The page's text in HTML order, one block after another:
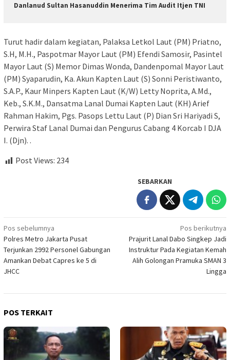
Danlanud Sultan Hasanuddin Menerima Tim Audit Itjen TNI
Turut hadir dalam kegiatan, Palaksa Letkol Laut (PM) Priatno,
S.H, M.H., Paspotmar Mayor Laut (PM) Efendi Samosir, Pasintel
Mayor Laut (S) Memor Dimas Wonda, Dandenpomal Mayor Laut
(PM) Syaparudin, Ka. Akun Kapten Laut (S) Sonni Peristiwanto,
S.A.P., Kaur Minpers Kapten Laut (K/W) Letty Noprita, A.Md.,
Keb., S.K.M., Dansatma Lanal Dumai Kapten Laut (KH) Arief
Rahman Hakim, Pgs. Pasops Lettu Laut (P) Dian Sri Hariyadi S,
Perwira Staf Lanal Dumai dan Pengurus Cabang 4 Korcab I DJA
I. (Djn). .
Post Views: 234
SEBARKAN
Navigasi
pos
Pos sebelumnya
Polres Metro Jakarta Pusat
Terjunkan 2992 Personel Gabungan
Amankan Debat Capres ke 5 di
JHCC
Pos berikutnya
Prajurit Lanal Dabo Singkep Jadi
Instruktur Pada Kegiatan Kemah
Alih Golongan Pramuka SMAN 3
Lingga
POS TERKAIT